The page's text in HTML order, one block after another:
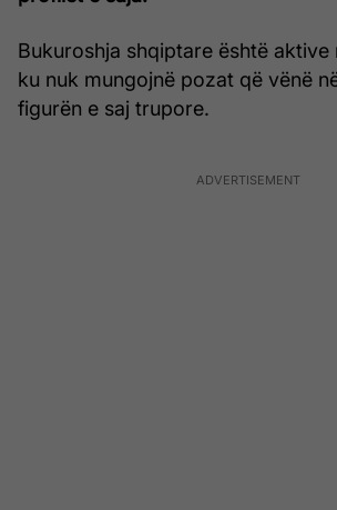
Bukuroshja shqiptare është aktive
ku nuk mungojnë pozat që vënë
figurën e saj trupore.